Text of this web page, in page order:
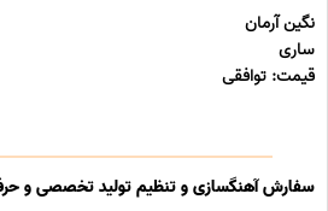
نگین آرمان
ساری
قیمت: توافقی
سفارش آهنگسازی و تنظیم تولید تخصصی و